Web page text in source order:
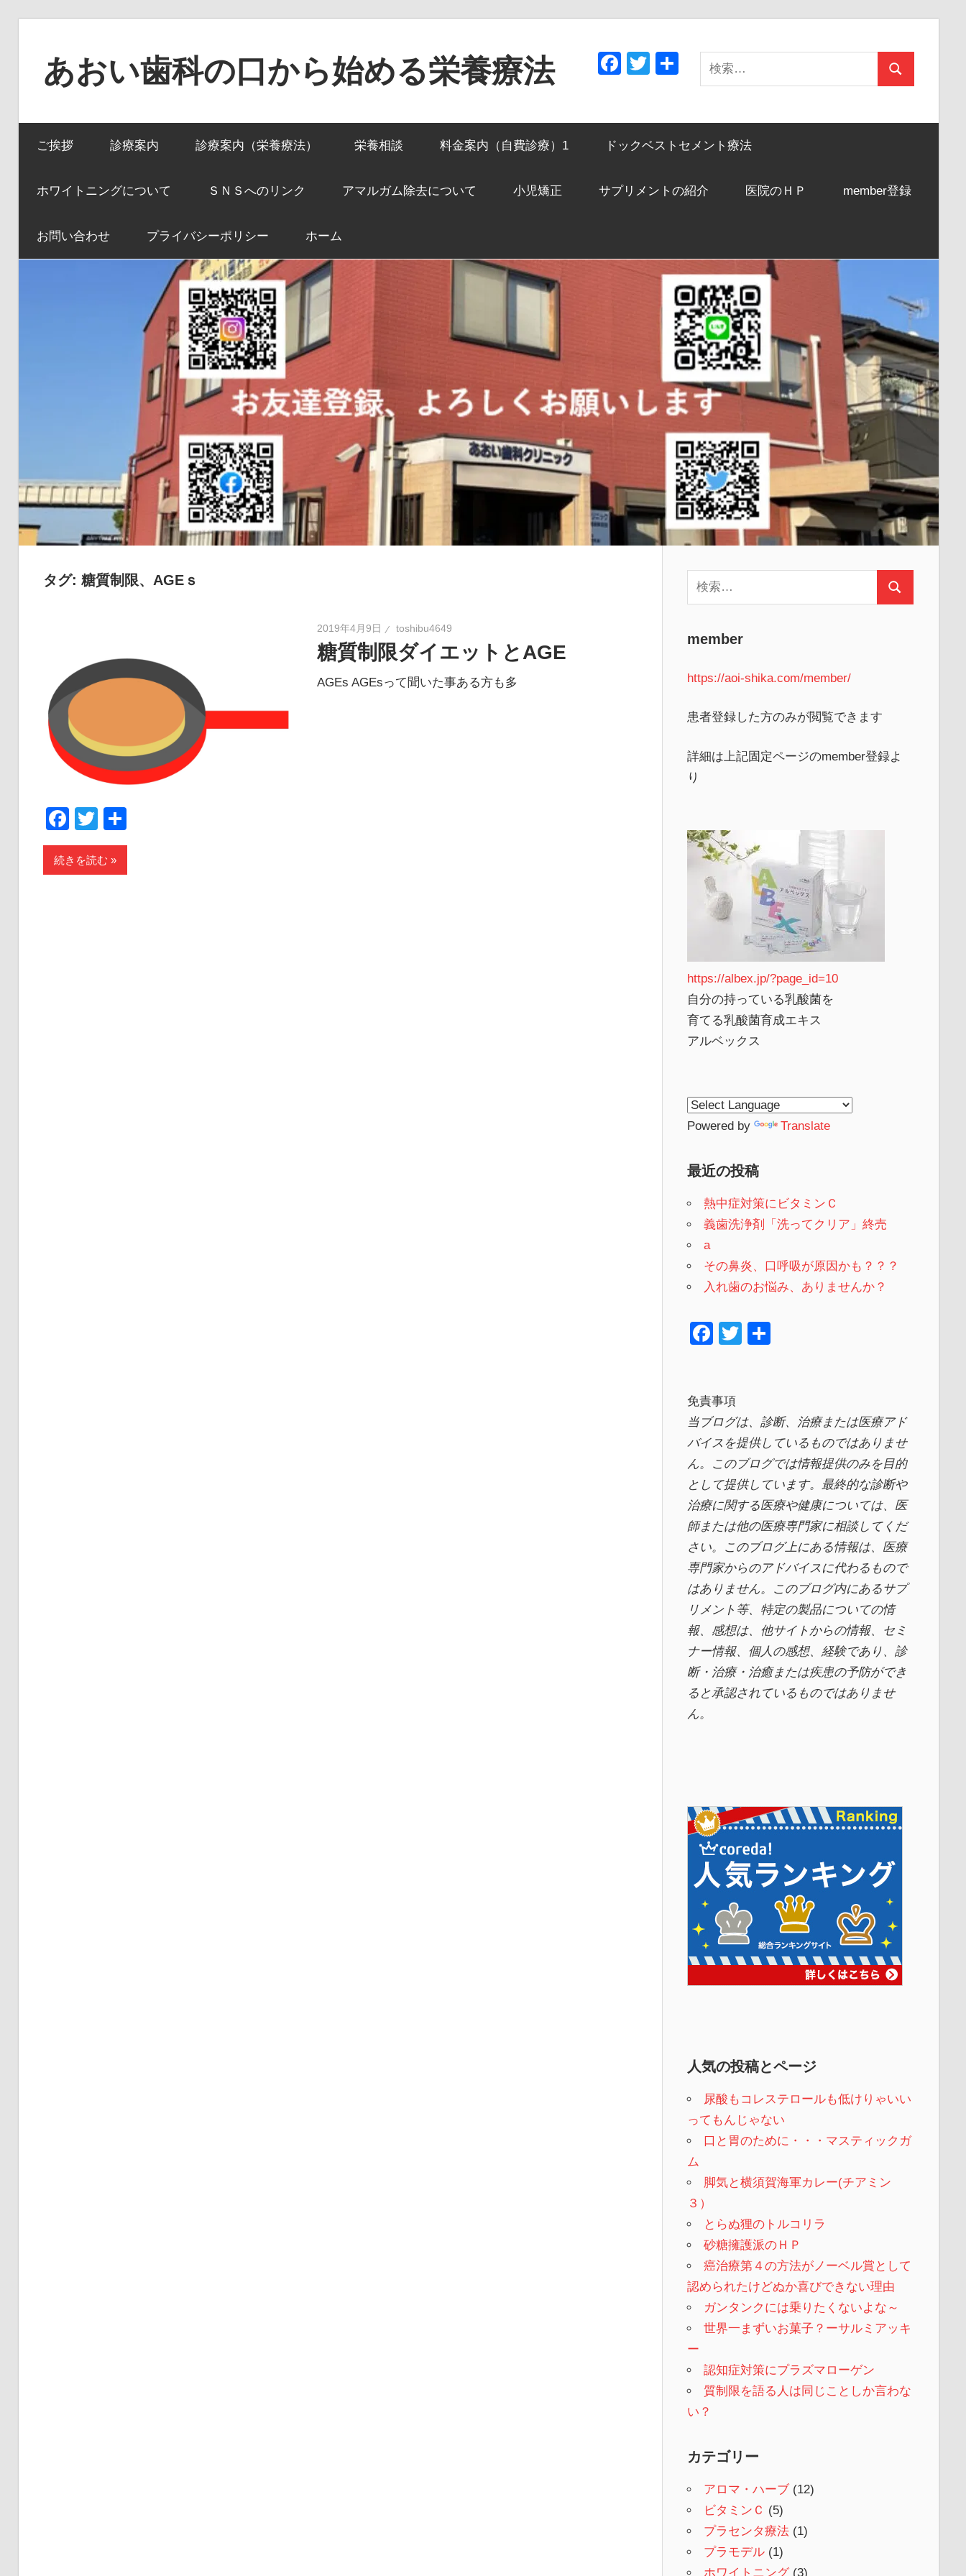
あおい歯科の口から始める栄養療法
か
ら
身
全
ブ
ロ
索:
検
Facebook
Twitter
有
ご挨拶 診療案内 診療案内（栄養療法） 栄養相談 料金案内（自費診療）1 ドックベストセメント療法
ホワイトニングについて ＳＮＳへのリンク アマルガム除去について 小児矯正 サプリメントの紹介 医院のＨＰ member登録
お問い合わせ プライバシーポリシー ホーム
タグ: 糖質制限、AGEｓ
2019年4月9日 toshibu4649
糖質制限ダイエットとAGE
AGEs AGEsって聞いた事ある方も多
Facebook
Twitter
有
続きを読む
索:
検
member
https://aoi-shika.com/member/
患者登録した方のみが閲覧できます
詳細は上記固定ページのmember登録よ
り
https://albex.jp/?page_id=10
自分の持っている乳酸菌を
育てる乳酸菌育成エキス
アルベックス
Powered by Translate
最近の投稿
熱中症対策にビタミンＣ
義歯洗浄剤「洗ってクリア」終売
a
その鼻炎、口呼吸が原因かも？？？
入れ歯のお悩み、ありませんか？
F
e
b
o
o
k
T 共
免責事項
当ブログは、診断、治療または医療アド
バイスを提供しているものではありませ
ん。このブログでは情報提供のみを目的
として提供しています。最終的な診断や
治療に関する医療や健康については、医
師または他の医療専門家に相談してくだ
さい。このブログ上にある情報は、医療
専門家からのアドバイスに代わるもので
はありません。このブログ内にあるサプ
リメント等、特定の製品についての情
報、感想は、他サイトからの情報、セミ
ナー情報、
個人の感想、経験であり、診
断・治療・治癒または疾患の予防ができ
ると承認されているものではありませ
ん。
人気の投稿とページ
尿酸もコレステロールも低けりゃいい
ってもんじゃない
口と胃のために・・・マスティックガ
ム
脚気と横須賀海軍カレー(チアミン
３）
とらぬ狸のトルコリラ
砂糖擁護派のＨＰ
癌治療第４の方法がノーベル賞として
認められたけどぬか喜びできない理由
ガンタンクには乗りたくないよな～
世界一まずいお菓子？ーサルミアッキ
ー
認知症対策にプラズマローゲン
質制限を語る人は同じことしか言わな
い？
カテゴリー
アロマ・ハーブ(12)
ビタミンＣ (5)
プラセンタ療法(1)
プラモデル(1)
ホワイトニング(3)